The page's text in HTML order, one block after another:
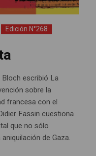
Edición N°268
escribió La
sobre la
francesa con el
Fassin cuestiona
que no sólo
de Gaza.